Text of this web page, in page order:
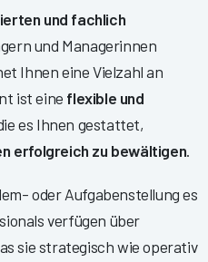
und fachlich
und Managerinnen
Ihnen eine Vielzahl an
ist eine flexible und
es Ihnen gestattet,
erfolgreich zu bewältigen.
oder Aufgabenstellung es
verfügen über
sie strategisch wie operativ